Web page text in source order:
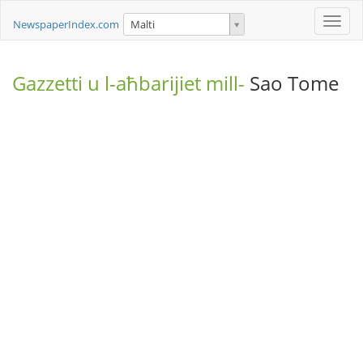
Toggle
NewspaperIndex.com Malti
Gazzetti u l-aħbarijiet mill- Sao Tome